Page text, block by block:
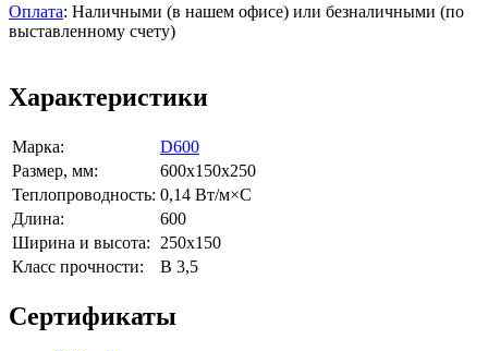
Оплата: Наличными (в нашем офисе) или безналичными (по
выставленному счету)
Характеристики
Марка:
D600
Размер, мм:
600x150x250
Теплопроводность: 0,14 Вт/м×С
Длина:
600
Ширина и высота:
250x150
Класс прочности:
B 3,5
Сертификаты